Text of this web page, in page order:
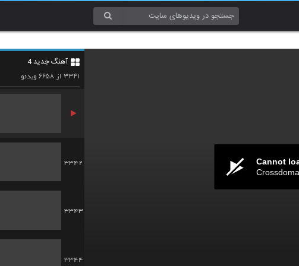
Cannot
آهنگ جدید 4
۳۳۴۱از ۶۶۵۸ویدئو
3340
3342
3343
3344